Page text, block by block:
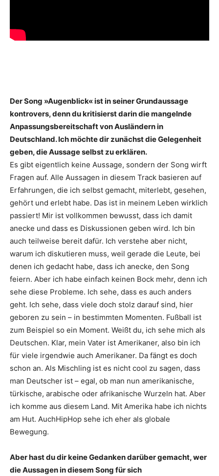
Der Song »Augenblick« ist in seiner Grundaussage
kontrovers, denn du kritisierst darin die mangelnde
Anpassungsbereitschaft von ­Ausländern in
Deutschland. Ich möchte dir zunächst die Gelegenheit
geben, die Aussage selbst zu erklären.
Es gibt eigentlich keine Aussage, sondern der Song wirft
Fragen auf. Alle Aussagen in diesem Track basieren auf
Erfahrungen, die ich selbst gemacht, miterlebt, gesehen,
gehört und erlebt habe. Das ist in meinem Leben wirklich
passiert! Mir ist vollkommen bewusst, dass ich damit
anecke und dass es Diskussionen geben wird. Ich bin
auch teilweise bereit dafür. Ich verstehe aber nicht,
warum ich diskutieren muss, weil gerade die Leute, bei
denen ich gedacht habe, dass ich anecke, den Song
feiern. Aber ich habe einfach keinen Bock mehr, denn ich
sehe diese Probleme. Ich sehe, dass es auch anders
geht. Ich sehe, dass viele doch stolz darauf sind, hier
geboren zu sein – in bestimmten Momenten. Fußball ist
zum Beispiel so ein Moment. Weißt du, ich sehe mich als
Deutschen. Klar, mein Vater ist Amerikaner, also bin ich
für viele irgendwie auch Amerikaner. Da fängt es doch
schon an. Als Mischling ist es nicht cool zu sagen, dass
man Deutscher ist – egal, ob man nun amerikanische,
türkische, arabische oder afrikanische Wurzeln hat. Aber
ich komme aus diesem Land. Mit Amerika habe ich nichts
am Hut. AuchHipHop sehe ich eher als globale
Bewegung.
Aber hast du dir keine Gedanken darüber ­gemacht, wer
die Aussagen in diesem Song für sich